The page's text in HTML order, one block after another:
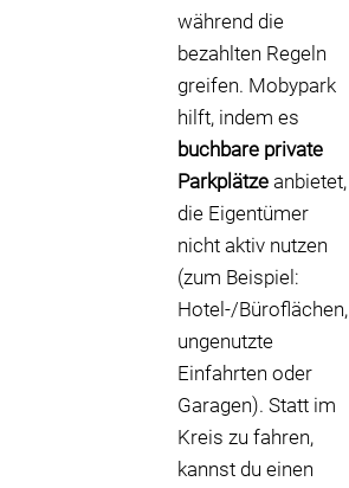
während die
bezahlten Regeln
greifen. Mobypark
hilft, indem es
buchbare private
Parkplätze anbietet,
die Eigentümer
nicht aktiv nutzen
(zum Beispiel:
Hotel-/Büroflächen,
ungenutzte
Einfahrten oder
Garagen). Statt im
Kreis zu fahren,
kannst du einen